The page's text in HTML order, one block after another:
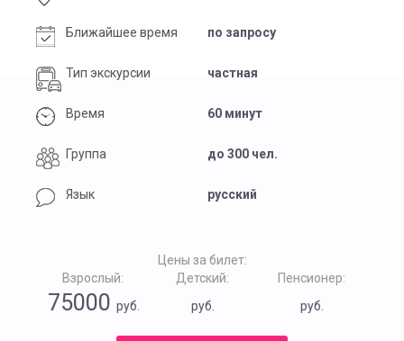
Ближайшее время по запросу
Тип экскурсии частная
Время 60 минут
Группа до 300 чел.
Язык русский
Цены за билет:
Взрослый:
75000 руб.
Детский:
руб.
Пенсионер:
руб.